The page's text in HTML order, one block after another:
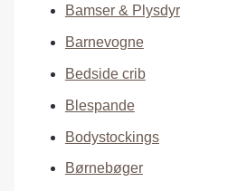
Bamser & Plysdyr
Barnevogne
Bedside crib
Blespande
Bodystockings
Børnebøger